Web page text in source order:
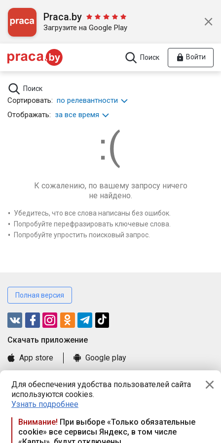
Для обеспечения удобства пользователей сайта
используются cookies.
Узнать подробнее
Внимание! При выборе «Только обязательные
cookie» все сервисы Яндекс, в том числе
Praca.by
Загрузите на Google Play
Поиск Войти
Поиск
Сортировать: по релевантности
Отображать: за все время
К сожалению, по вашему запросу ничего
не найдено.
Убедитесь, что все слова написаны без ошибок.
Попробуйте перефразировать ключевые слова.
Попробуйте упростить поисковый запрос.
Полная версия
Cкачать приложение
App store
Google play
Книга замечаний и предложений
Правила и документы
Praca.by © 2000—2026, ООО «ПРАЦА БАЙ»
Республика Беларусь, 220114, г. Минск, пр-т Независимости
117а, пом. № 9.